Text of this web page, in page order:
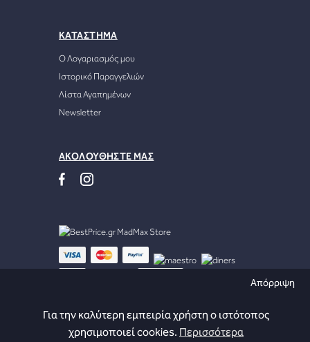
ΚΑΤΑΣΤΗΜΑ
Ο Λογαριασμός μου
Ιστορικό Παραγγελιών
Λίστα Αγαπημένων
Newsletter
ΑΚΟΛΟΥΘΗΣΤΕ ΜΑΣ
Developed by
Για την καλύτερη εμπειρία χρήστη ο ιστότοπος
χρησιμοποιεί cookies.Περισσότερα
Απόρριψη